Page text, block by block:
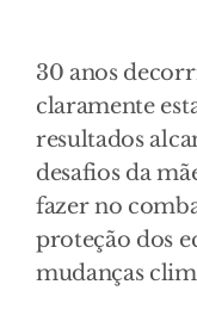
30 anos
claramente
resultados
desafios da
fazer no
proteção dos
mudanças